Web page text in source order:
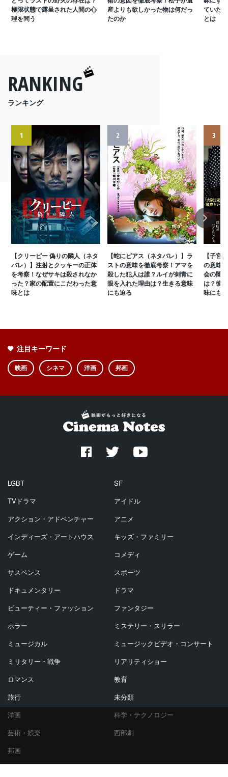
極限状態で露呈された人間の心
理を問う
産よりも欲しかった物は何だっ
たのか
ていた
とは
RANKING
ランキング
1
【クリーピー 偽りの隣人（ネタ
バレ）】注射とクッキーの正体
を考察！なぜサキは殺されなか
った？家の配置にこだわった意
味とは
2
【蛇にピアス（ネタバレ）】ラ
ストの意味を徹底考察！アマを
殺した犯人は誰？ルイが刺青に
眼を入れた理由は？生きる意味
にも迫る
3
【子宮
の意味
会の闇
は？彼
味にも
Next
注目キーワード
映画 シネマ 洋画 邦画
LGBT
SF
TVドラマ
アイドル
アクション・アドベンチャー
アニメ
インディーズ・アートハウス
キッズ・ファミリー
ゲーム
コメディ
サスペンス
スポーツ
ドキュメンタリー
ドラマ
ビューティー・ファッション
ファンタジー
ホラー
ミステリー・スリラー
ミュージカル
ミュージックビデオ・コンサート
ミリタリー・戦争
リアリティショー
ロマンス
教育
旅行
未分類
洋画
科学・テクノロジー
芸術・娯楽
西部劇
邦画